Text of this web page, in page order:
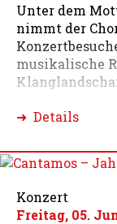
Unter dem
nimmt der
musikalische
➜ Details
Konzert
Freitag, 05.